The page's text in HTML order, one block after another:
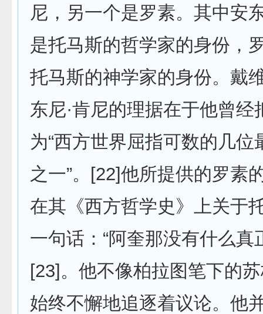
尼，另一个是罗素。其中安
是托马斯的哲学家的身份，
托马斯的神学家的身份。戴
东尼·肯尼的理据在于他曾经
为“西方世界屈指可数的几位
之一”。[22]他所提供的罗素
在其《西方哲学史》上关于
一句话：“阿奎那没有什么真
[23]。他不像柏拉图笔下的
始终不懈地追逐着议论。他